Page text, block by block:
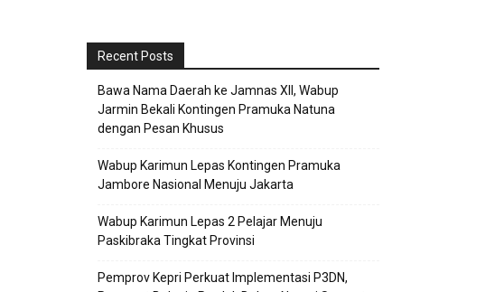
Recent Posts
Bawa Nama Daerah ke Jamnas XII, Wabup
Jarmin Bekali Kontingen Pramuka Natuna
dengan Pesan Khusus
Wabup Karimun Lepas Kontingen Pramuka
Jambore Nasional Menuju Jakarta
Wabup Karimun Lepas 2 Pelajar Menuju
Paskibraka Tingkat Provinsi
Pemprov Kepri Perkuat Implementasi P3DN,